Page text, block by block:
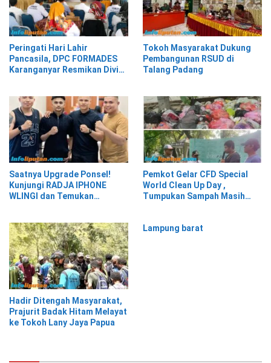
Peringati Hari Lahir
Pancasila, DPC FORMADES
Karanganyar Resmikan Divisi
Tokoh Masyarakat Dukung
Pembangunan RSUD di
Talang Padang
Saatnya Upgrade Ponsel!
Kunjungi RADJA IPHONE
WLINGI dan Temukan
Pemkot Gelar CFD Special
World Clean Up Day ,
Tumpukan Sampah Masih
Hadir Ditengah Masyarakat,
Prajurit Badak Hitam Melayat
ke Tokoh Lany Jaya Papua
Lampung barat